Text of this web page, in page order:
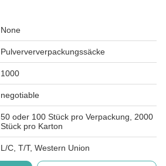
None
Pulverververpackungssäcke
1000
negotiable
50 oder 100 Stück pro Verpackung, 2000
Stück pro Karton
L/C, T/T, Western Union